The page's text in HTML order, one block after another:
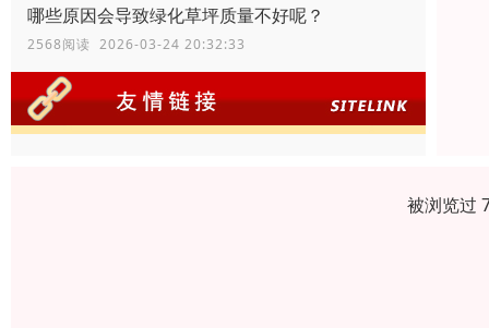
哪些原因会导致绿化草坪质量不好呢？
2568阅读 2026-03-24 20:32:33
被浏览过